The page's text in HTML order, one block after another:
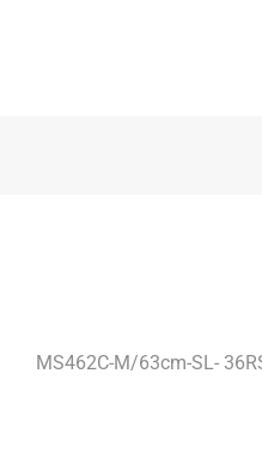
MS462C-M/63cm-SL-